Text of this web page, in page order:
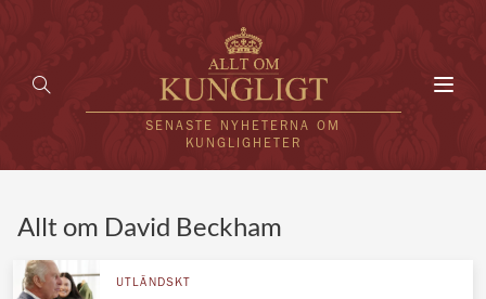
SENASTE NYHETERNA OM
KUNGLIGHETER
Allt om David Beckham
UTLÄNDSKT